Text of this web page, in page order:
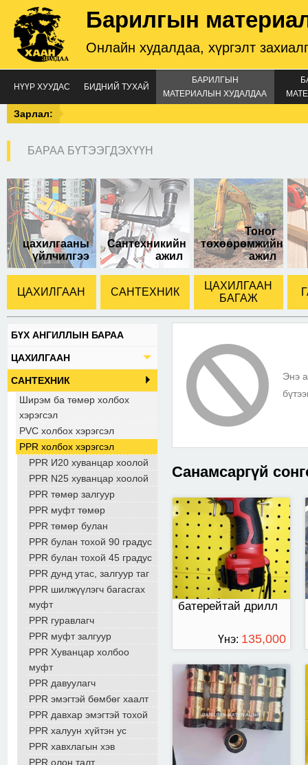
Барилгын
Онлайн худалдаа, хүргэлт
НҮҮР ХУУДАС БИДНИЙ ТУХАЙ
БАРИЛГЫН
МАТЕРИАЛЫН ХУДАЛДАА
Зарлал:
БАРАА БҮТЭЭГДЭХҮҮН
цахилгааны
үйлчилгээ
Сантехникийн
ажил
Тоног
төхөөрөмжийн
ажил
ЦАХИЛГААН САНТЕХНИК
ЦАХИЛГААН
БАГАЖ
БҮХ АНГИЛЛЫН БАРАА
ЦАХИЛГААН
САНТЕХНИК
Ширэм ба төмөр холбох
хэрэгсэл
PVC холбох хэрэгсэл
PPR холбох хэрэгсэл
PPR И20 хуванцар хоолой
PPR N25 хуванцар хоолой
PPR төмөр залгуур
PPR муфт төмөр
PPR төмөр булан
PPR булан тохой 90 градус
PPR булан тохой 45 градус
PPR дунд утас, залгуур таг
PPR шилжүүлэгч багасгах
муфт
PPR гуравлагч
PPR муфт залгуур
PPR Хуванцар холбоо
муфт
PPR давуулагч
PPR эмэгтэй бөмбөг хаалт
PPR давхар эмэгтэй тохой
PPR халуун хүйтэн ус
PPR хавхлагын хэв
PPR олон талт
Энэ
Санамсаргүй
батерейтай дрилл
6112 12V
Үнэ: 135,000
ТӨГРӨГ
Insulator/copper thick
500A
Ногоон иштэй том
өнхрүүш